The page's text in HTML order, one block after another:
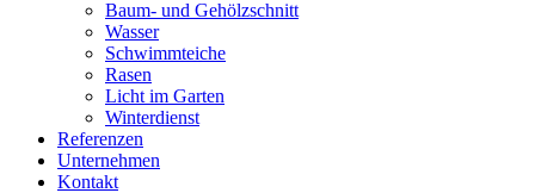
Baum- und Gehölzschnitt
Wasser
Schwimmteiche
Rasen
Licht im Garten
Winterdienst
Referenzen
Unternehmen
Kontakt